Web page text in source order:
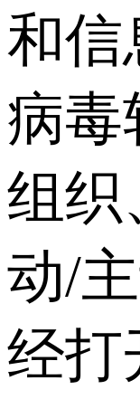
和信
病毒
组织
动/
经打